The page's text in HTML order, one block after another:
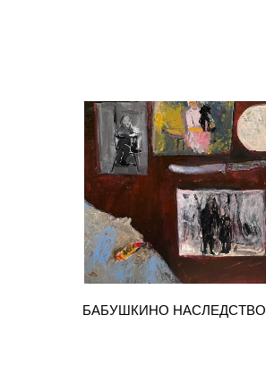
БАБУШКИНО НАСЛЕДСТВО